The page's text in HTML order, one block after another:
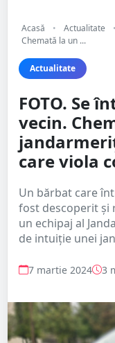
Acasă • Actualitate •
Chemată la un ...
Actualitate
FOTO. Se
vecin.
care viola
Un bărbat care
fost descoperit şi
un echipaj al
de intuiție unei
7 martie 2024 3